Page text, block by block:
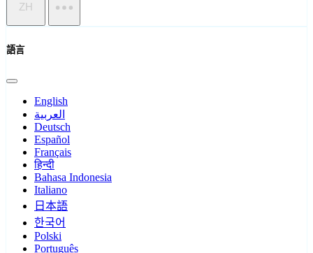
ZH
語言
English
العربية
Deutsch
Español
Français
हिन्दी
Bahasa Indonesia
Italiano
日本語
한국어
Polski
Português